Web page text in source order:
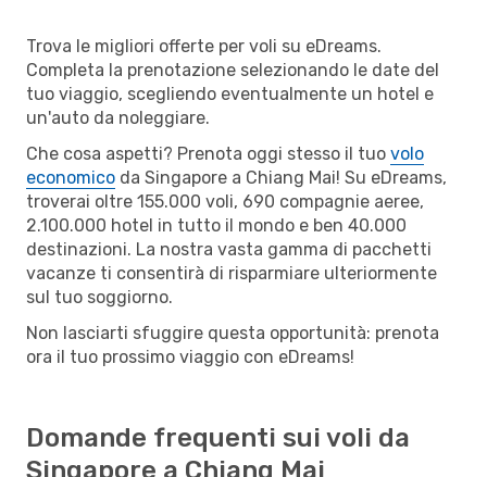
Trova le migliori offerte per voli su eDreams.
Completa la prenotazione selezionando le date del
tuo viaggio, scegliendo eventualmente un hotel e
un'auto da noleggiare.
Che cosa aspetti? Prenota oggi stesso il tuo volo
economico da Singapore a Chiang Mai! Su eDreams,
troverai oltre 155.000 voli, 690 compagnie aeree,
2.100.000 hotel in tutto il mondo e ben 40.000
destinazioni. La nostra vasta gamma di pacchetti
vacanze ti consentirà di risparmiare ulteriormente
sul tuo soggiorno.
Non lasciarti sfuggire questa opportunità: prenota
ora il tuo prossimo viaggio con eDreams!
Domande frequenti sui voli da
Singapore a Chiang Mai